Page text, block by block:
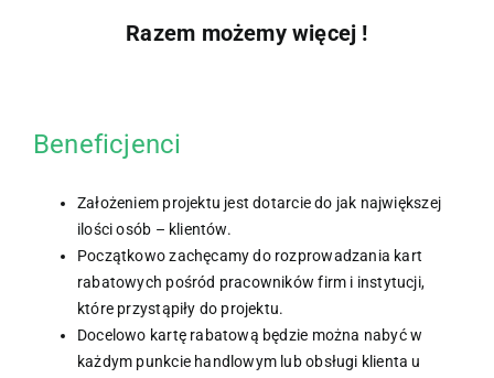
Razem możemy więcej !
Beneficjenci
Założeniem projektu jest dotarcie do jak największej
ilości osób – klientów.
Początkowo zachęcamy do rozprowadzania kart
rabatowych pośród pracowników firm i instytucji,
które przystąpiły do projektu.
Docelowo kartę rabatową będzie można nabyć w
każdym punkcie handlowym lub obsługi klienta u